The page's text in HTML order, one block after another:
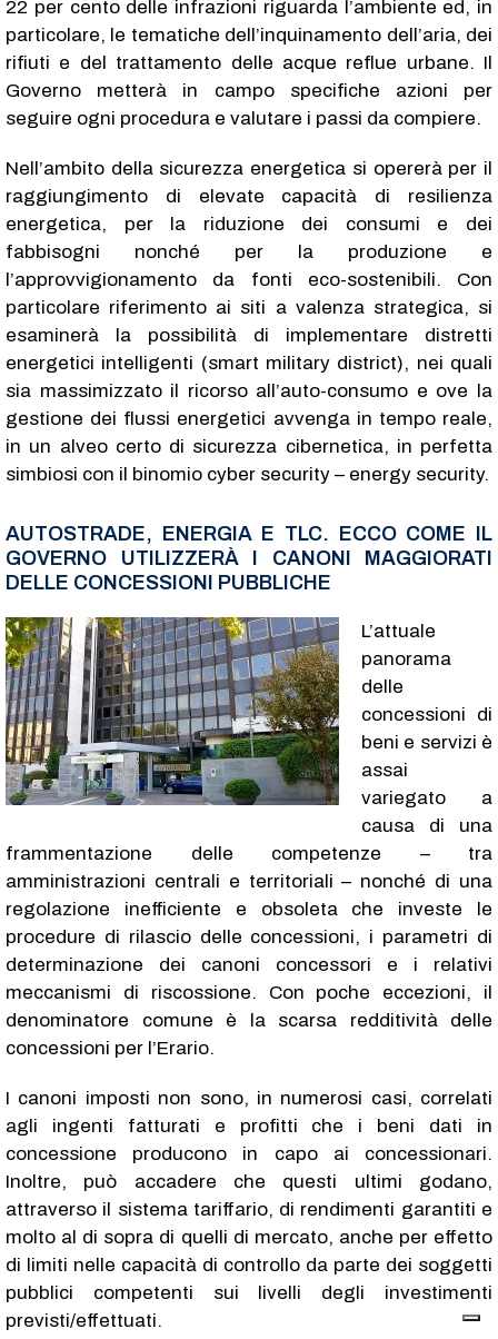
22 per cento delle infrazioni riguarda l’ambiente ed, in
particolare, le tematiche dell’inquinamento dell’aria, dei
rifiuti e del trattamento delle acque reflue urbane. Il
Governo metterà in campo specifiche azioni per
seguire ogni procedura e valutare i passi da compiere.
Nell’ambito della sicurezza energetica si opererà per il
raggiungimento di elevate capacità di resilienza
energetica, per la riduzione dei consumi e dei
fabbisogni nonché per la produzione e
l’approvvigionamento da fonti eco-sostenibili. Con
particolare riferimento ai siti a valenza strategica, si
esaminerà la possibilità di implementare distretti
energetici intelligenti (smart military district), nei quali
sia massimizzato il ricorso all’auto-consumo e ove la
gestione dei flussi energetici avvenga in tempo reale,
in un alveo certo di sicurezza cibernetica, in perfetta
simbiosi con il binomio cyber security – energy security.
AUTOSTRADE, ENERGIA E TLC. ECCO COME IL
GOVERNO UTILIZZERÀ I CANONI MAGGIORATI
DELLE CONCESSIONI PUBBLICHE
L’attuale
panorama
delle
concessioni di
beni e servizi è
assai
variegato a
causa di una
frammentazione delle competenze – tra
amministrazioni centrali e territoriali – nonché di una
regolazione inefficiente e obsoleta che investe le
procedure di rilascio delle concessioni, i parametri di
determinazione dei canoni concessori e i relativi
meccanismi di riscossione. Con poche eccezioni, il
denominatore comune è la scarsa redditività delle
concessioni per l’Erario.
I canoni imposti non sono, in numerosi casi, correlati
agli ingenti fatturati e profitti che i beni dati in
concessione producono in capo ai concessionari.
Inoltre, può accadere che questi ultimi godano,
attraverso il sistema tariffario, di rendimenti garantiti e
molto al di sopra di quelli di mercato, anche per effetto
di limiti nelle capacità di controllo da parte dei soggetti
pubblici competenti sui livelli degli investimenti
previsti/effettuati.